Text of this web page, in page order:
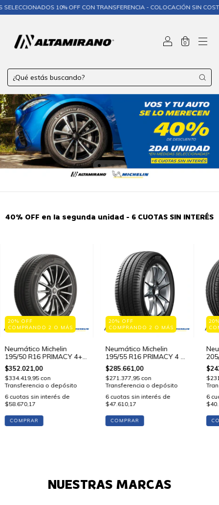
10% OFF CON TRANSFERENCIA - COLOCACIÓN SIN COSTO❄️ ❄️
0
40% OFF en la segunda unidad - 6 CUOTAS SIN INTERÉS
20% OFF
COMPRANDO 2 O MÁS
Neumático Michelin
195/50 R16 PRIMACY 4+
88 V STD
$352.021,00
$334.419,95 con
Transferencia o depósito
6 cuotas sin interés de
$58.670,17
COMPRAR
20% OFF
COMPRANDO 2 O MÁS
Neumático Michelin
195/55 R16 PRIMACY 4 87
V STD
$285.661,00
$271.377,95 con
Transferencia o depósito
6 cuotas sin interés de
$47.610,17
COMPRAR
V
6
NUESTRAS MARCAS